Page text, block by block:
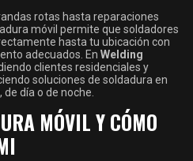
rotas hasta reparaciones
móvil permite que soldadores
hasta tu ubicación con
adecuados. EnWelding
clientes residenciales y
soluciones de soldadura en
día o de noche.
MÓVIL Y CÓMO